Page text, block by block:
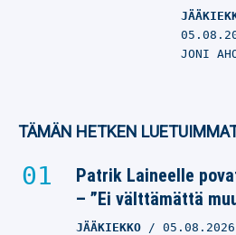
JONI
TÄMÄN HETKEN
Patrik Laineelle
– ”Ei välttämättä
JÄÄKIEKKO 05.08.2026